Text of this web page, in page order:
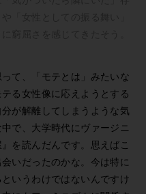
て、「モテとは」みたいな
る女性像に応えようとする
が解離してしまうような気
で、大学時代にヴァージニ
を読んだんです。思えばこ
いだったのかな。今は特に
いうわけではないんですけ